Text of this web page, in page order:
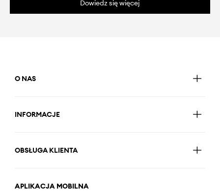
Dowiedz się więcej
O NAS
INFORMACJE
OBSŁUGA KLIENTA
APLIKACJA MOBILNA